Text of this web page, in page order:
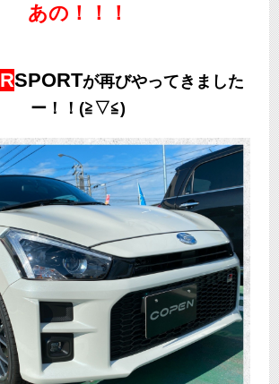
あの！！！
RSPORTが再びやってきました
ー！！(≧▽≦)